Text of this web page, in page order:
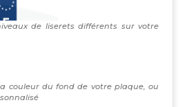
de liserets différents sur votre
couleur du fond de votre plaque, ou